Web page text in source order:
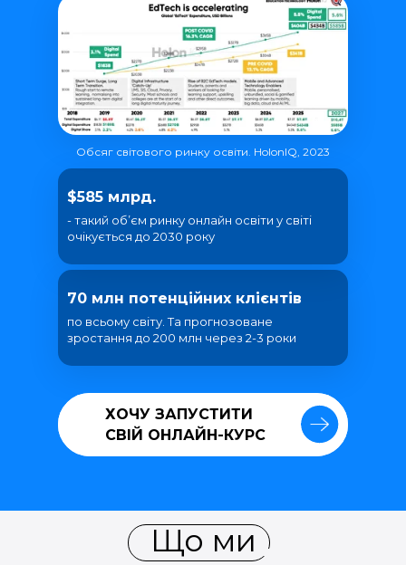
$585 млрд.
Обсяг світового ринку освіти. HolonIQ, 2023
- такий об’єм ринку онлайн освіти у світі
очікується до 2030 року
70 млн потенційних клієнтів
по всьому світу. Та прогнозоване
зростання до 200 млн через 2-3 роки
ХОЧУ ЗАПУСТИТИ
СВІЙ ОНЛАЙН-КУРС
ХОЧУ ЗАПУСТИТИ
СВІЙ ОНЛАЙН-КУРС
Що ми